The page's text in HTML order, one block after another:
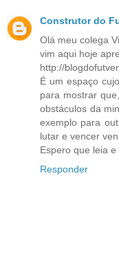
Construtor do
Olá meu colega
vim aqui hoje
http://
É um espaço
para mostrar
obstáculos da
exemplo para
lutar e vencer
Espero que leia e
Responder